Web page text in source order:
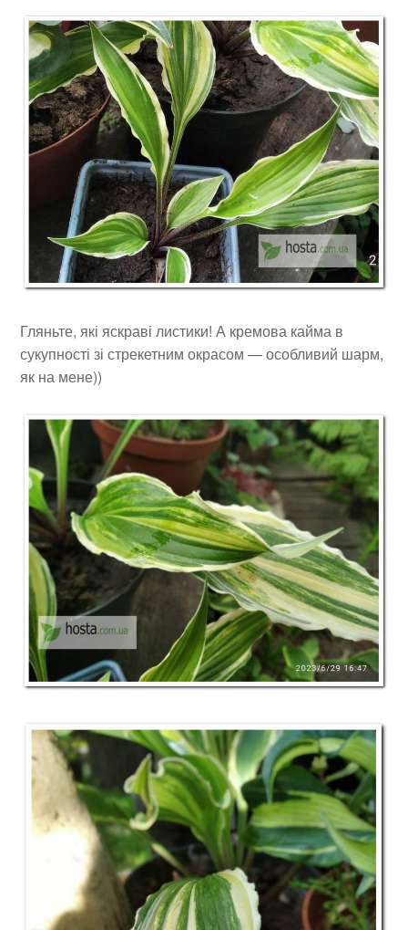
Гляньте, які яскраві листики! А кремова кайма в
сукупності зі стрекетним окрасом — особливий шарм,
як на мене))